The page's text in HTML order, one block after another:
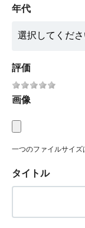
年代
評価
画像
一つのファイルサイズ
タイトル